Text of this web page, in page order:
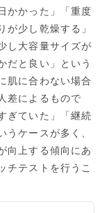
かかった」「重度
が少し乾燥する」
し大容量サイズが
だと良い」という
肌に合わない場合
差によるもので
ぎていた」「継続
うケースが多く、
向上する傾向にあ
チテストを行うこ